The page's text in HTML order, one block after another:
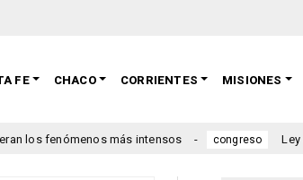
FE CHACO CORRIENTES MISIONES
más intensos congreso Ley de propiedad